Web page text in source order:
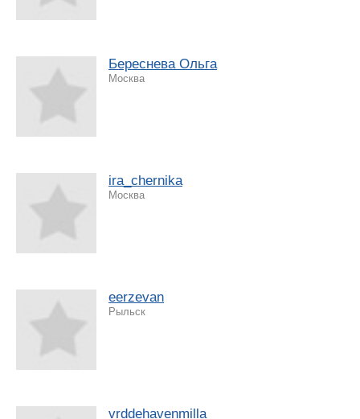
Береснева Ольга
Москва
ira_chernika
Москва
eerzevan
Рыльск
vrddehavenmilla